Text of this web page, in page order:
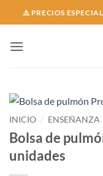
to
⚠️ PRECIOS
INICIO / ENSEÑANZA
Bolsa de
unidades